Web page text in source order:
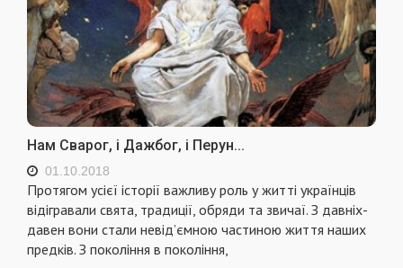
Нам Сварог, і Дажбог, і Перун...
01.10.2018
Протягом усієї історії важливу роль у житті українців
відігравали свята, традиції, обряди та звичаї. З давніх-
давен вони стали невід’ємною частиною життя наших
предків. З покоління в покоління,